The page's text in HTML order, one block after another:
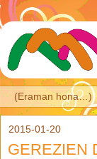
2015-01-20
GEREZIEN